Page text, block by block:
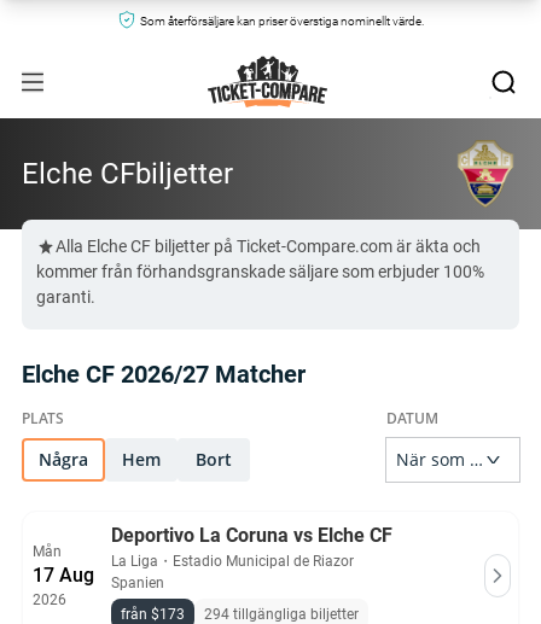
Som återförsäljare kan priser överstiga nominellt värde.
Elche CFbiljetter
Alla Elche CF biljetter på Ticket-Compare.com är äkta och
kommer från förhandsgranskade säljare som erbjuder 100%
garanti.
Elche CF 2026/27 Matcher
Några Hem Bort
Mån
17 Aug
2026
Deportivo La Coruna vs Elche CF
La Liga ・ Estadio Municipal de Riazor
Spanien
från $173
294 tillgängliga biljetter